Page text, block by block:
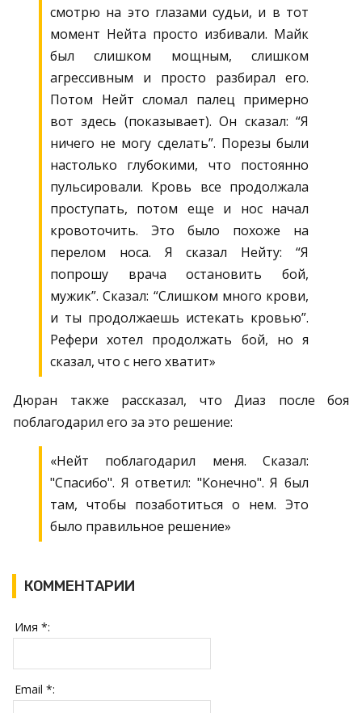
смотрю на это глазами судьи, и в тот
момент Нейта просто избивали. Майк
был слишком мощным, слишком
агрессивным и просто разбирал его.
Потом Нейт сломал палец примерно
вот здесь (показывает). Он сказал: “Я
ничего не могу сделать”. Порезы были
настолько глубокими, что постоянно
пульсировали. Кровь все продолжала
проступать, потом еще и нос начал
кровоточить. Это было похоже на
перелом носа. Я сказал Нейту: “Я
попрошу врача остановить бой,
мужик”. Сказал: “Слишком много крови,
и ты продолжаешь истекать кровью”.
Рефери хотел продолжать бой, но я
сказал, что с него хватит»
Дюран также рассказал, что Диаз после боя
поблагодарил его за это решение:
«Нейт поблагодарил меня. Сказал:
"Спасибо". Я ответил: "Конечно". Я был
там, чтобы позаботиться о нем. Это
было правильное решение»
КОММЕНТАРИИ
Имя *:
Email *: